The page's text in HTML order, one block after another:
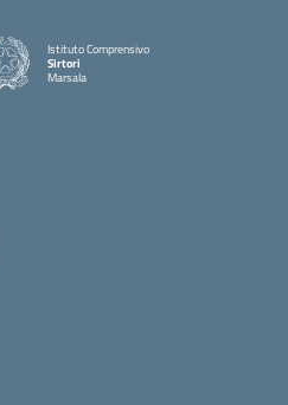
Istituto Comprensivo
Sirtori
Marsala